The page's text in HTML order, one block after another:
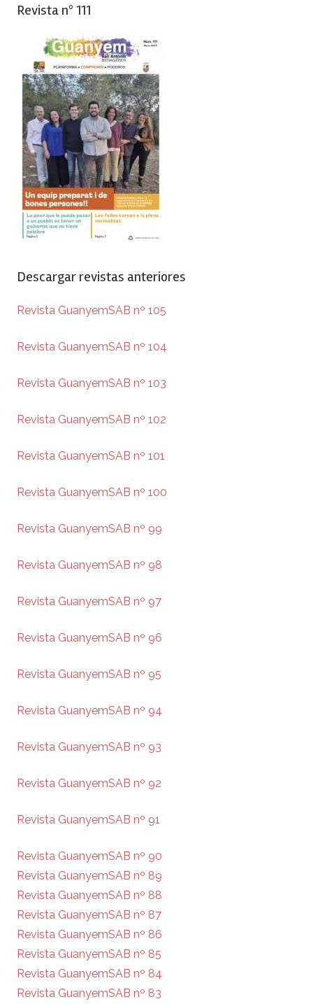
Revista nº 111
Descargar revistas anteriores
Revista GuanyemSAB nº 105
Revista GuanyemSAB nº 104
Revista GuanyemSAB nº 103
Revista GuanyemSAB nº 102
Revista GuanyemSAB nº 101
Revista GuanyemSAB nº 100
Revista GuanyemSAB nº 99
Revista GuanyemSAB nº 98
Revista GuanyemSAB nº 97
Revista GuanyemSAB nº 96
Revista GuanyemSAB nº 95
Revista GuanyemSAB nº 94
Revista GuanyemSAB nº 93
Revista GuanyemSAB nº 92
Revista GuanyemSAB nº 91
Revista GuanyemSAB nº 90
Revista GuanyemSAB nº 89
Revista GuanyemSAB nº 88
Revista GuanyemSAB nº 87
Revista GuanyemSAB nº 86
Revista GuanyemSAB nº 85
Revista GuanyemSAB nº 84
Revista GuanyemSAB nº 83